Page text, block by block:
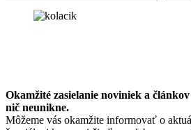
Okamžité zasielanie noviniek a článkov
nič neunikne.
Môžeme vás okamžite informovať o